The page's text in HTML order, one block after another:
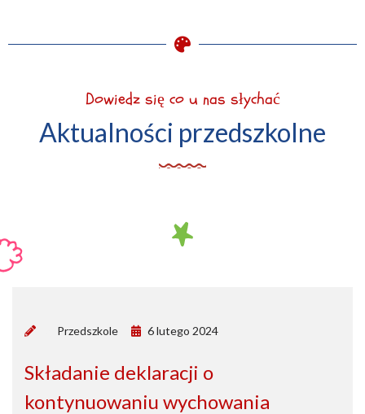
Dowiedz się co u nas słychać
Aktualności przedszkolne
Przedszkole 6 lutego 2024
Składanie deklaracji o
kontynuowaniu wychowania